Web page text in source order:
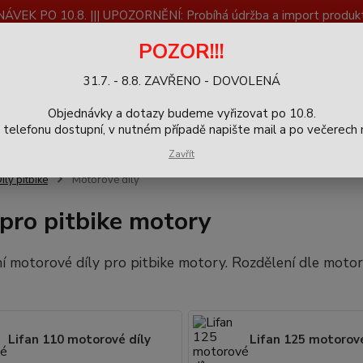
PO 10.8. ||| UPOZORNĚNÍ: Probíhá údržba a import
Zpětný odběr výrobků
Hledat 9-16h
pitbike Motorové díly
pitbike motory
motorové díly pro pitbike motory. Rozdělení dle
Lifan 110 motorové díly Lifan 125
POZOR!!!
31.7. - 8.8. ZAVŘENO - DOVOLENÁ
Objednávky a dotazy budeme vyřizovat po 10.8.
dostupní, v nutném případě napište mail a po večerech
Zavřít